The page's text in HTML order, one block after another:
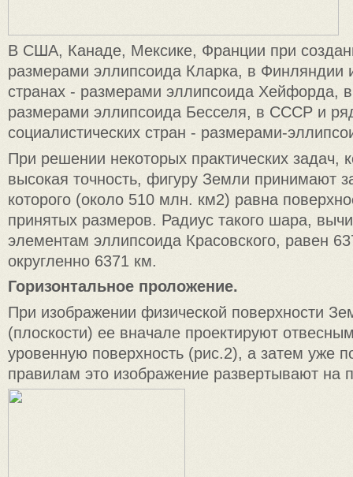
В США, Канаде, Мексике, Франции при
размерами эллипсоида Кларка, в Финляндии
странах - размерами эллипсоида Хейфорда,
размерами эллипсоида Бесселя, в СССР и
социалистических стран - размерами-
При решении некоторых практических задач,
высокая точность, фигуру Земли принимают
которого (около 510 млн. км2) равна
принятых размеров. Радиус такого шара,
элементам эллипсоида Красовского, равен
округленно 6371 км.
Горизонтальное проложение.
При изображении физической поверхности
(плоскости) ее вначале проектируют
уровенную поверхность (рис.2), а затем уже
правилам это изображение развертывают на